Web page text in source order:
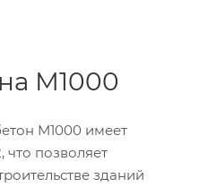
М1000
М1000 имеет
что позволяет
зданий